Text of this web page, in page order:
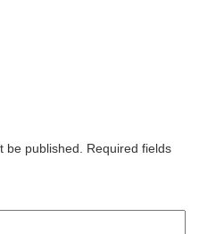
be published. Required fields